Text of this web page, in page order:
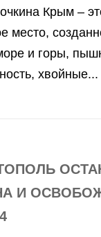
Крым –
место,
и горы,
хвойные...
И